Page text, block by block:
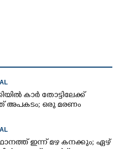
കാർ തോട്ടിലേക്ക്
അപകടം; ഒരു മരണം
ഇന്ന് മഴ കനക്കും; ഏഴ്